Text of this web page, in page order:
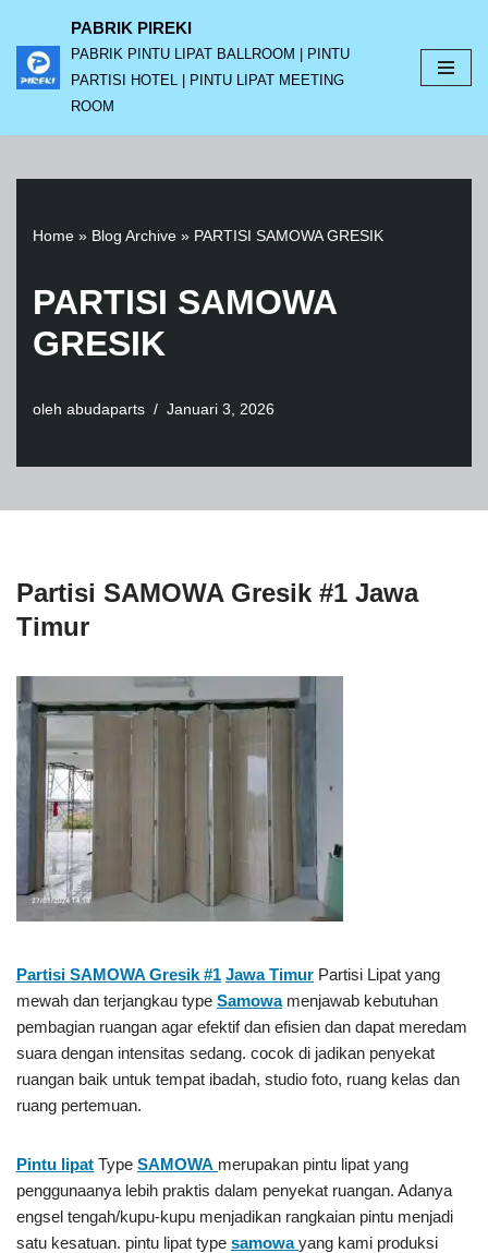
Lompat
ke
PABRIK PIREKI
PABRIK PINTU LIPAT BALLROOM | PINTU
PARTISI HOTEL | PINTU LIPAT MEETING
ROOM
Home » Blog Archive » PARTISI SAMOWA GRESIK
PARTISI SAMOWA
GRESIK
oleh abudaparts Januari 3, 2026
Partisi SAMOWA Gresik #1 Jawa
Timur
Partisi SAMOWA Gresik #1 Jawa Timur Partisi Lipat yang
mewah dan terjangkau type Samowa menjawab kebutuhan
pembagian ruangan agar efektif dan efisien dan dapat meredam
suara dengan intensitas sedang. cocok di jadikan penyekat
ruangan baik untuk tempat ibadah, studio foto, ruang kelas dan
ruang pertemuan.
Pintu lipat Type SAMOWA merupakan pintu lipat yang
penggunaanya lebih praktis dalam penyekat ruangan. Adanya
engsel tengah/kupu-kupu menjadikan rangkaian pintu menjadi
satu kesatuan. pintu lipat type samowa yang kami produksi